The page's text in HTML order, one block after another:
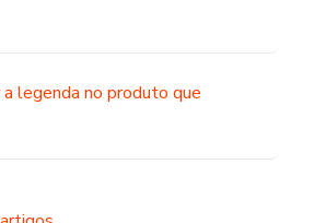
a legenda no produto que